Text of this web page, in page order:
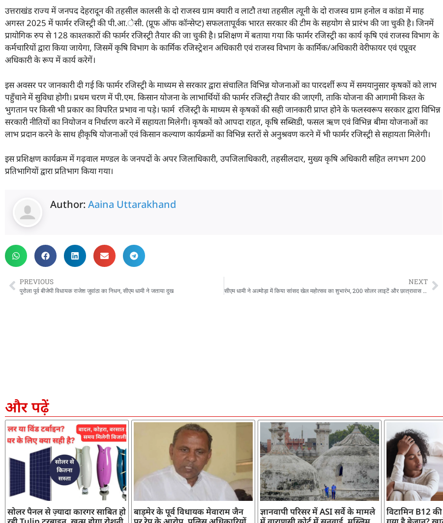
उत्तराखंड राज्य में जनपद देहरादून की तहसील कालसी के दो राजस्व ग्राम क्यारी व लाटौ तथा तहसील त्यूनी के दो राजस्व ग्राम हनोल व कांडा में माह
अगस्त 2025 में फार्मर रजिस्ट्री की पी.आ.ेसी. (प्रूफ ऑफ कॉन्सेप्ट) सफलतापूर्वक भारत सरकार की टीम के सहयोग से प्रारंभ की जा चुकी है। जिनमें
प्रायोगिक रुप से 128 काश्तकारों की फार्मर रजिस्ट्री तैयार की जा चुकी है। प्रशिक्षण में बताया गया कि फार्मर रजिस्ट्री का कार्य कृषि एवं राजस्व विभाग के
कर्मचारियों द्वारा किया जायेगा, जिसमें कृषि विभाग के कार्मिक रजिस्ट्रेशन अधिकारी एवं राजस्व विभाग के कार्मिक/अधिकारी वेरीफायर एवं एप्रूवर
अधिकारी के रूप में कार्य करेगें।
इस अवसर पर जानकारी दी गई कि फार्मर रजिस्ट्री के माध्यम से सरकार द्वारा संचालित विभिन्न योजनाओं का पारदर्शी रूप में समयानुसार कृषकों को लाभ
पहुँचाने में सुविधा होगी। प्रथम चरण में पी.एम. किसान योजना के लाभार्थियों की फार्मर रजिस्ट्री तैयार की जाएगी, ताकि योजना की आगामी किश्त के
भुगतान पर किसी भी प्रकार का विपरित प्रभाव ना पड़े। फार्म रजिस्ट्री के माध्यम से कृषकों की सही जानकारी प्राप्त होने के फलस्वरूप सरकार द्वारा विभिन्न
सरकारी नीतियों का नियोजन व निर्धारण करने में सहायता मिलेगी। कृषकों को आपदा राहत, कृषि सब्सिडी, फसल ऋण एवं विभिन्न बीमा योजनाओं का
लाभ प्रदान करने के साथ हीकृषि योजनाओं एवं किसान कल्याण कार्यक्रमों का विभिन्न स्तरों से अनुश्रवण करने में भी फार्मर रजिस्ट्री से सहायता मिलेगी।
इस प्रशिक्षण कार्यक्रम में गढ़वाल मण्डल के जनपदों के अपर जिलाधिकारी, उपजिलाधिकारी, तहसीलदार, मुख्य कृषि अधिकारी सहित लगभग 200
प्रतिभागियों द्वारा प्रतिभाग किया गया।
Author: Aaina Uttarakhand
PREVIOUS
पुरोला पूर्व बीजेपी विधायक राजेश जुवांठा का निधन, सीएम धामी ने जताया दुख
NEXT
सीएम धामी ने अल्मोड़ा में किया सांसद खेल महोत्सव का शुभारंभ, 200 सोलर लाइटें और छात्रावास निर्माण की घोषणा भी की
और पढ़ें
सोलर पैनल से ज़्यादा कारगर साबित हो
बाड़मेर के पूर्व विधायक मेवाराम जैन
ज्ञानवापी परिसर में ASI सर्वे के मामले
विटामिन B12